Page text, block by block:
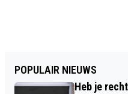
POPULAIR NIEUWS
Heb je